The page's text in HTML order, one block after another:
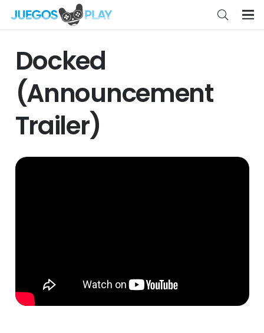
Docked
(Announcement
Trailer)